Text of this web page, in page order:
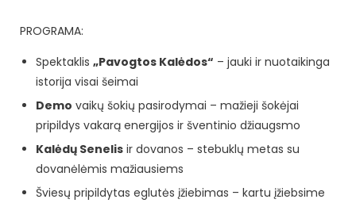
PROGRAMA:
Spektaklis „Pavogtos Kalėdos“ – jauki ir nuotaikinga
istorija visai šeimai
Demo vaikų šokių pasirodymai – mažieji šokėjai
pripildys vakarą energijos ir šventinio džiaugsmo
Kalėdų Senelis ir dovanos – stebuklų metas su
dovanėlėmis mažiausiems
Šviesų pripildytas eglutės įžiebimas – kartu įžiebsime